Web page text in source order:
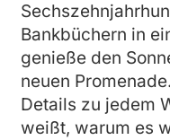
Bankbüchern in
genieße den
neuen
Details zu jedem
weißt, warum es